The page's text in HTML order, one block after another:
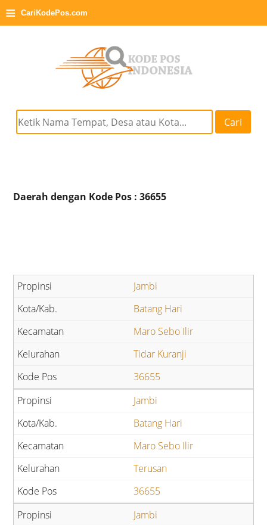
≡ CariKodePos.com
Cari
Daerah dengan Kode Pos : 36655
Jambi
Batang Hari
Maro Sebo Ilir
Tidar Kuranji
36655
Jambi
Batang Hari
Maro Sebo Ilir
Terusan
36655
Jambi